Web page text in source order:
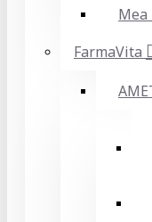
FarmaVita